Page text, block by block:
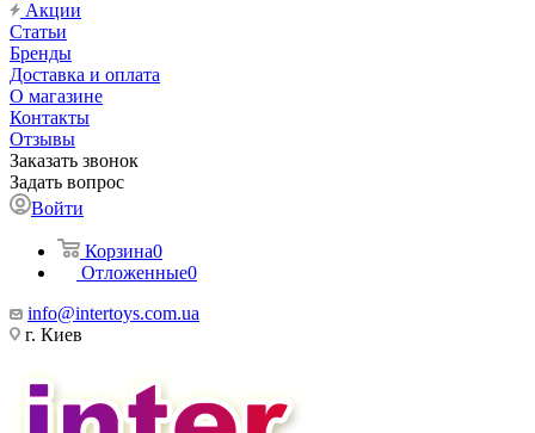
Акции
Статьи
Бренды
Доставка и оплата
О магазине
Контакты
Отзывы
Заказать звонок
Задать вопрос
Войти
Корзина0
Отложенные0
info@intertoys.com.ua
г. Киев